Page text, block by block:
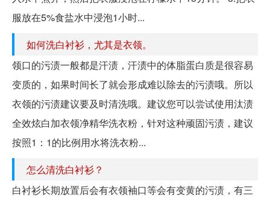
服放在5%食盐水中浸泡1小时...
如何洗白衬衫，尤其是衣领。
领口的污渍一般都是汗渍，汗渍中的体脂蛋白质是很容易
变质的，如果时间长了就会形成难以除去的污渍哦。所以
衣领的污渍建议要及时清洗哦。建议您可以尝试使用汰渍
全效炫白加衣领净精华洗衣粉，针对这种顽固污渍，建议
按照1：1的比例用水将洗衣粉...
怎么清洗白衬衫？
白衬衫长期放置后会有衣领袖口等会有变黄的污渍，有三